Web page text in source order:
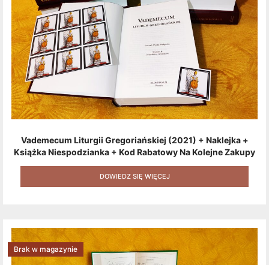
Vademecum Liturgii Gregoriańskiej (2021) + Naklejka +
Książka Niespodzianka + Kod Rabatowy Na Kolejne Zakupy
+ Gratis (książka W Formacie Elektronicznym) [zestaw 3
Produktów + Kod Rabatowy + Gratis]
DOWIEDZ SIĘ WIĘCEJ
Brak w magazynie